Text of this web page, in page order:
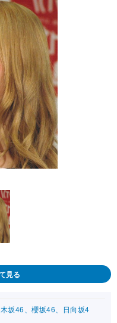
見る
坂46、櫻坂46、日向坂4